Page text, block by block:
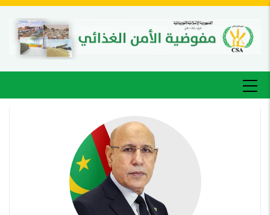
تجاوز
المحتوى
الرئيسي
MAIN
NAVIGATION